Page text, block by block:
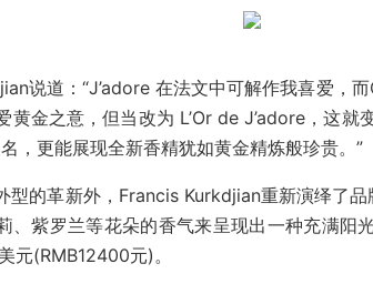
说道：“J’adore 在法文中可解作我喜爱，
黄金之意，但当改为 L’Or de J’adore，这就
，更能展现全新香精犹如黄金精炼般珍贵。”
型的革新外，Francis Kurkdjian重新演绎了
、紫罗兰等花朵的香气来呈现出一种充满阳
元(RMB12400元)。